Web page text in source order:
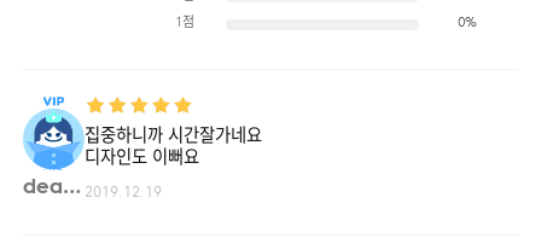
1점 0%
dearl**
집중하니까 시간잘가네요
디자인도 이뻐요
2019.12.19